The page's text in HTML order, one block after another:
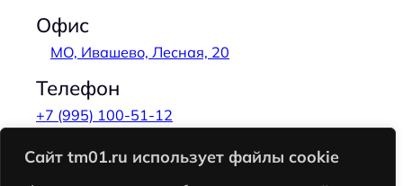
Сайт tm01.ru использует файлы cookie
Офис
МО, Ивашево, Лесная, 20
Телефон
+7 (995) 100-51-12
Email